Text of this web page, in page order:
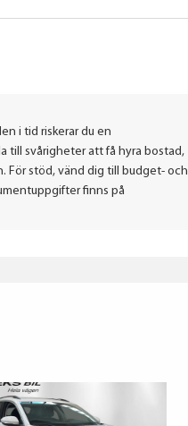
i tid riskerar du en
till svårigheter att få hyra bostad,
För stöd, vänd dig till budget- och
finns på